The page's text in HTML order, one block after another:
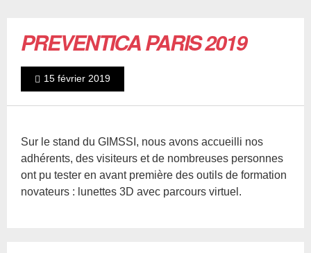
PREVENTICA PARIS 2019
15 février 2019
Sur le stand du GIMSSI, nous avons accueilli nos
adhérents, des visiteurs et de nombreuses personnes
ont pu tester en avant première des outils de formation
novateurs : lunettes 3D avec parcours virtuel.